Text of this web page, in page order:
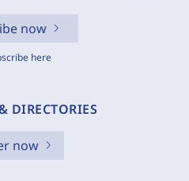
now
here
DIRECTORIES
now